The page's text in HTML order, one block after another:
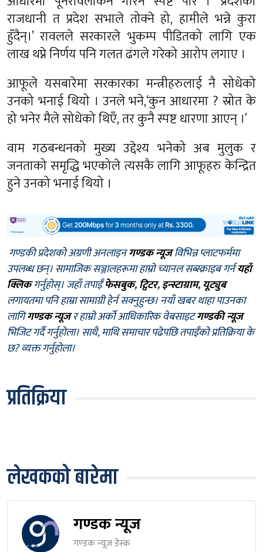
राजधानी त प्रदेश सभाले तोक्ने हो, हामीले भन्ने कुरा
हुँदैन्।’ रावलले सरकारले भुकम्प पीडितको लागि एक
लाख थप्ने निर्णय पनि गलत ढंगले गरेको आरोप लगाए ।
आफूले यसबारेमा सरकारका मन्त्रीहरुलाई नै सोधेको
उनको भनाई थियो । उनले भने,‘कुन आधारमा ? स्रोत के
हो भनेर मैले सोधेको थिएँ, तर कुनै स्पष्ट धारणा आएन् ।’
वाम गठबन्धनको मुख्य उद्देश्य भनेको अब मुलुक र
जनताको समृद्धि भएकोले त्यसकै लागि आफूहरु केन्द्रित
हुने उनको भनाई थियो ।
गण्डकी प्रदेशको अग्रणी अनलाइनगण्डक न्यूजविभिन्न प्लाटफर्ममा
उपलब्ध छन्। सामाजिक सञ्जालहरूमा हाम्रो च्यानल सब्स्क्राइब गर्नयहाँ
क्लिकगर्नुहोस्। जहाँ तपाईँफेसबुक,ट्विटर,इन्स्टाग्राम, यूट्युब
लगायतमा पनि हाम्रा सामाग्री हेर्न सक्नुहुन्छ। नयाँ खबर थाहा पाउनका
लागिगण्डक न्यूजर हाम्रो अर्को आधिकारिक वेबसाइटगण्डकी न्यूज
भिजिट गर्दै गर्नुहोला। साथै, माथि समाचार पढेपछि तपाईँको प्रतिक्रिया के
छ? व्यक्त गर्नुहोला।
प्रतिक्रिया
लेखकको बारेमा
गण्डक न्यूज
गण्डक न्यूज डेस्क